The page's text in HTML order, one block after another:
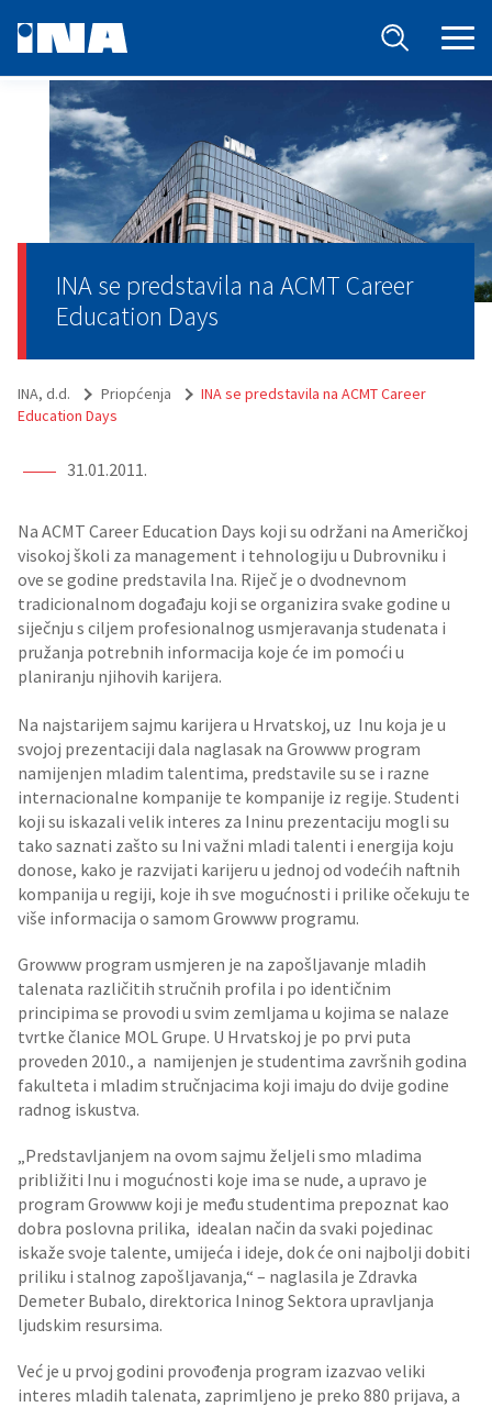
INA se predstavila na ACMT Career
Education Days
INA, d.d. Priopćenja
INA se predstavila na ACMT Career
Education Days
31.01.2011.
Na ACMT Career Education Days koji su održani na Američkoj
visokoj školi za management i tehnologiju u Dubrovniku i
ove se godine predstavila Ina. Riječ je o dvodnevnom
tradicionalnom događaju koji se organizira svake godine u
siječnju s ciljem profesionalnog usmjeravanja studenata i
pružanja potrebnih informacija koje će im pomoći u
planiranju njihovih karijera.
Na najstarijem sajmu karijera u Hrvatskoj, uz Inu koja je u
svojoj prezentaciji dala naglasak na Growww program
namijenjen mladim talentima, predstavile su se i razne
internacionalne kompanije te kompanije iz regije. Studenti
koji su iskazali velik interes za Ininu prezentaciju mogli su
tako saznati zašto su Ini važni mladi talenti i energija koju
donose, kako je razvijati karijeru u jednoj od vodećih naftnih
kompanija u regiji, koje ih sve mogućnosti i prilike očekuju te
više informacija o samom Growww programu.
Growww program usmjeren je na zapošljavanje mladih
talenata različitih stručnih profila i po identičnim
principima se provodi u svim zemljama u kojima se nalaze
tvrtke članice MOL Grupe. U Hrvatskoj je po prvi puta
proveden 2010., a namijenjen je studentima završnih godina
fakulteta i mladim stručnjacima koji imaju do dvije godine
radnog iskustva.
„Predstavljanjem na ovom sajmu željeli smo mladima
približiti Inu i mogućnosti koje ima se nude, a upravo je
program Growww koji je među studentima prepoznat kao
dobra poslovna prilika, idealan način da svaki pojedinac
iskaže svoje talente, umijeća i ideje, dok će oni najbolji dobiti
priliku i stalnog zapošljavanja,“ – naglasila je Zdravka
Demeter Bubalo, direktorica Ininog Sektora upravljanja
ljudskim resursima.
Već je u prvoj godini provođenja program izazvao veliki
interes mladih talenata, zaprimljeno je preko 880 prijava, a